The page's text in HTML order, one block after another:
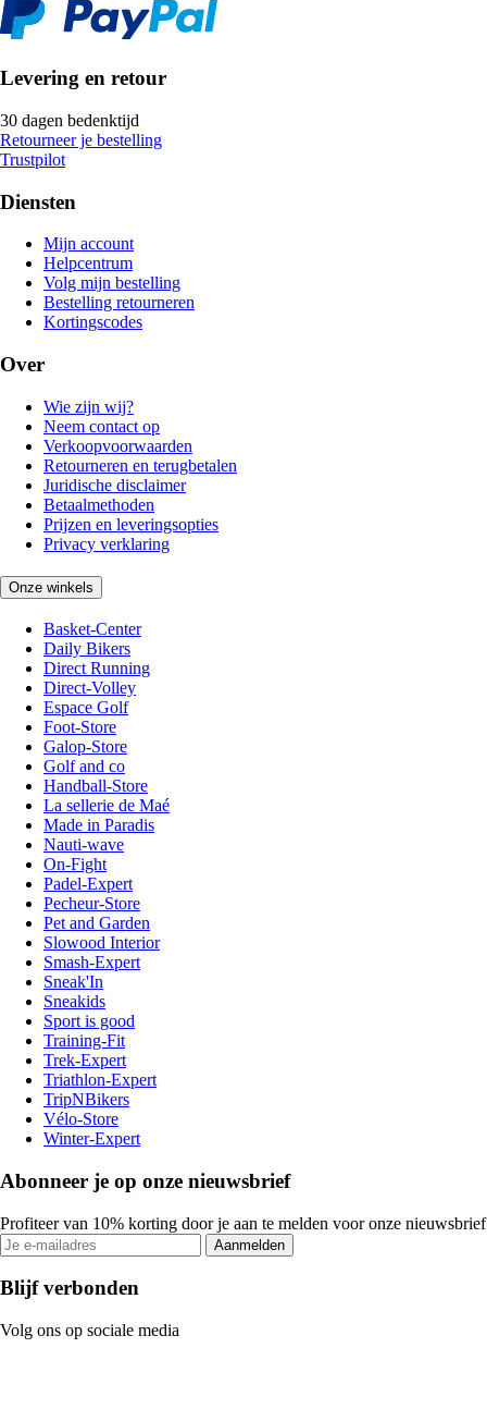
Levering en retour
30 dagen bedenktijd
Retourneer je bestelling
Trustpilot
Diensten
Mijn account
Helpcentrum
Volg mijn bestelling
Bestelling retourneren
Kortingscodes
Over
Wie zijn wij?
Neem contact op
Verkoopvoorwaarden
Retourneren en terugbetalen
Juridische disclaimer
Betaalmethoden
Prijzen en leveringsopties
Privacy verklaring
Onze winkels
Basket-Center
Daily Bikers
Direct Running
Direct-Volley
Espace Golf
Foot-Store
Galop-Store
Golf and co
Handball-Store
La sellerie de Maé
Made in Paradis
Nauti-wave
On-Fight
Padel-Expert
Pecheur-Store
Pet and Garden
Slowood Interior
Smash-Expert
Sneak'In
Sneakids
Sport is good
Training-Fit
Trek-Expert
Triathlon-Expert
TripNBikers
Vélo-Store
Winter-Expert
Abonneer je op onze nieuwsbrief
Profiteer van 10% korting door je aan te melden voor onze nieuwsbrief
Aanmelden
Blijf verbonden
Volg ons op sociale media